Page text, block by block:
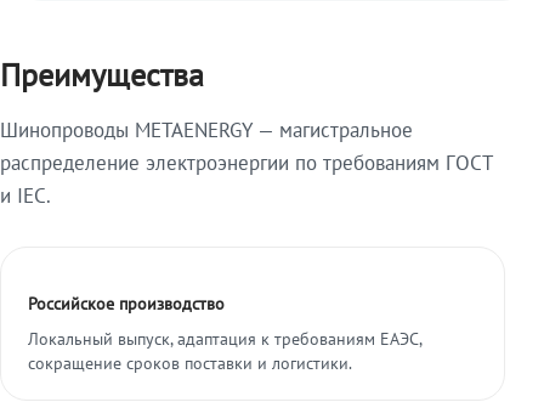
Преимущества
Шинопроводы METAENERGY — магистральное
распределение электроэнергии по требованиям ГОСТ
и IEC.
Российское производство
Локальный выпуск, адаптация к требованиям ЕАЭС,
сокращение сроков поставки и логистики.